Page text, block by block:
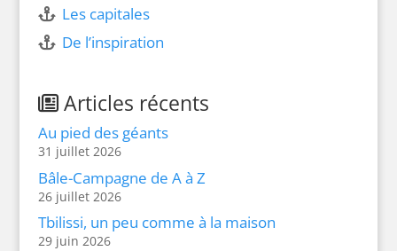
Les capitales
De l’inspiration
Articles récents
Au pied des géants
31 juillet 2026
Bâle-Campagne de A à Z
26 juillet 2026
Tbilissi, un peu comme à la maison
29 juin 2026